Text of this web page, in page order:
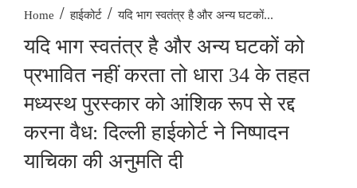
Home / हाईकोर्ट / यदि भाग स्वतंत्र है और अन्य घटकों...
यदि भाग स्वतंत्र है और अन्य घटकों को
प्रभावित नहीं करता तो धारा 34 के तहत
मध्यस्थ पुरस्कार को आंशिक रूप से रद्द
करना वैध: दिल्ली हाईकोर्ट ने निष्पादन
याचिका की अनुमति दी